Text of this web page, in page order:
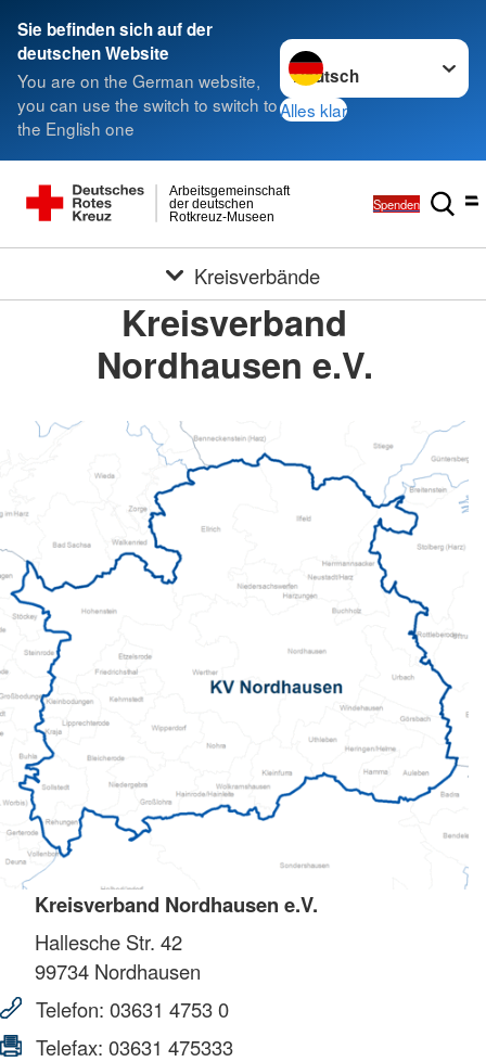
Sie befinden sich auf der
deutschen Website
You are on the German website,
you can use the switch to switch to
the English one
Sprache wechseln zu
Alles klar
Rotkreuz-Museen
der deutschen
Arbeitsgemeinschaft
Spenden
Kreisverbände
Kreisverband
Nordhausen e.V.
Kreisverband Nordhausen e.V.
Hallesche Str. 42
99734 Nordhausen
Telefon: 03631 4753 0
Telefax: 03631 475333